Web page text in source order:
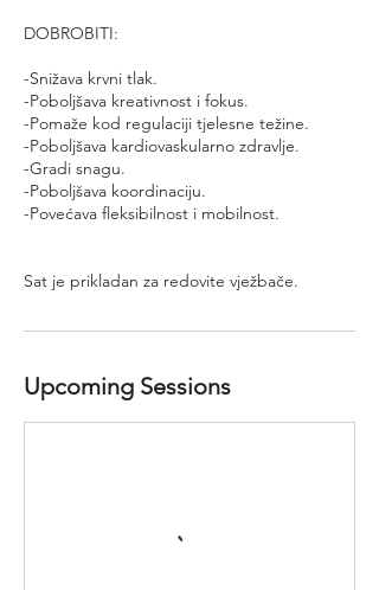
DOBROBITI:
-Snižava krvni tlak.
-Poboljšava kreativnost i fokus.
-Pomaže kod regulaciji tjelesne težine.
-Poboljšava kardiovaskularno zdravlje.
-Gradi snagu.
-Poboljšava koordinaciju.
-Povećava fleksibilnost i mobilnost.
Upcoming Sessions